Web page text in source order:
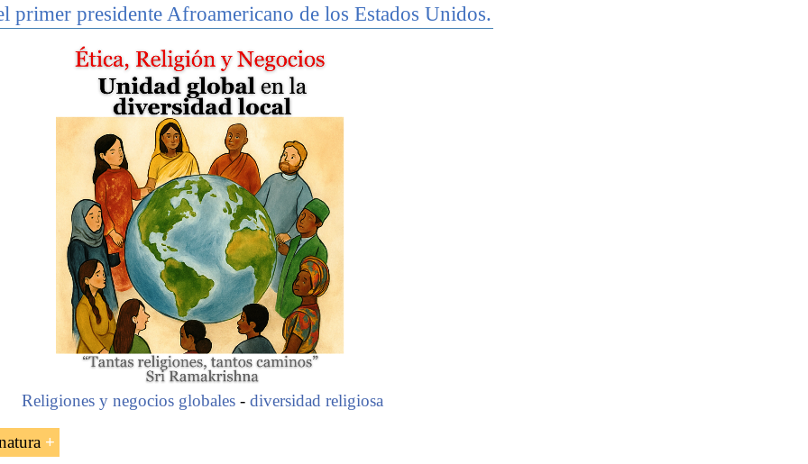
primer presidente Afroamericano de los Estados Unidos.
Religiones y negocios globales- diversidad religiosa